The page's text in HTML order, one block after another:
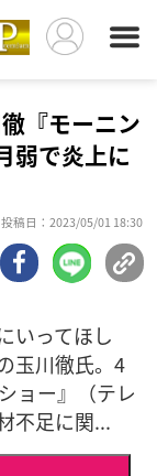
『モーニン
弱で炎上に
投稿日：2023/05/01 18:30
いってほし
玉川徹氏。4
ョー』（テレ
不足に関...